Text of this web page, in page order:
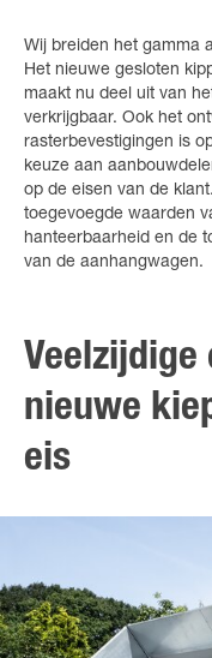
Wij breiden het gamma
Het nieuwe gesloten
maakt nu deel uit van
verkrijgbaar. Ook het
rasterbevestigingen is
keuze aan
op de eisen van de
toegevoegde waarden
hanteerbaarheid en de
van de aanhangwagen.
Veelzijdige
nieuwe
eis